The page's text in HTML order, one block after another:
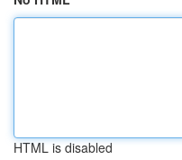
HTML is disabled